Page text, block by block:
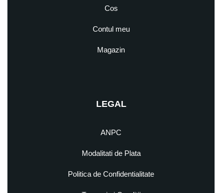
Cos
Contul meu
Magazin
LEGAL
ANPC
Modalitati de Plata
Politica de Confidentialitate